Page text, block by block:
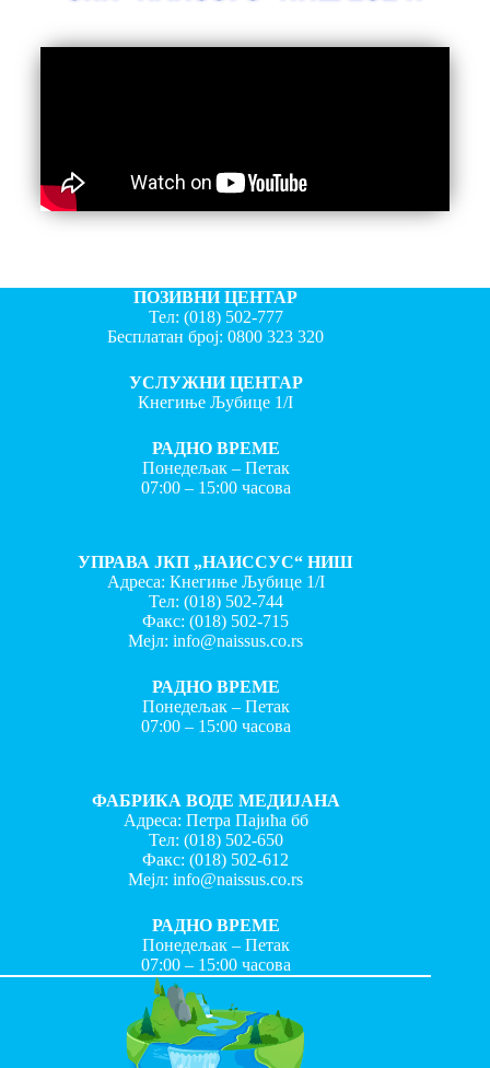
ПОЗИВНИ ЦЕНТАР
Тел: (018) 502-777
Бесплатан број:0800 323 320
УСЛУЖНИ ЦЕНТАР
Кнегиње Љубице 1/I
РАДНО ВРЕМЕ
Понедељак – Петак
07:00 – 15:00 часова
УПРАВА ЈКП „НАИССУС“ НИШ
Адреса: Кнегиње Љубице 1/I
Тел: (018) 502-744
Факс:(018) 502-715
Мејл:info@naissus.co.rs
РАДНО ВРЕМЕ
Понедељак – Петак
07:00 – 15:00 часова
ФАБРИКА ВОДЕ МЕДИЈАНА
Адреса: Петра Пајића бб
Тел: (018) 502-650
Факс:(018) 502-612
Мејл:info@naissus.co.rs
РАДНО ВРЕМЕ
Понедељак – Петак
07:00 – 15:00 часова